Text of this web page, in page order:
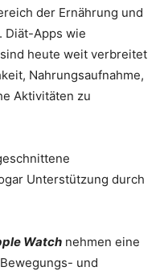
der Ernährung und
Diät-Apps wie
sind heute weit verbreitet
Nahrungsaufnahme,
Aktivitäten zu
Unterstützung durch
Watch nehmen eine
und